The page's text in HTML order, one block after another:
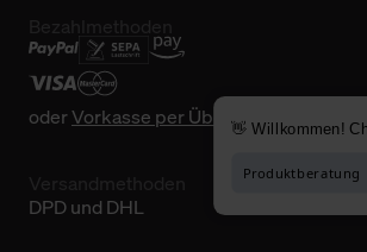
oderVorkasse per Überweisung
DPD und DHL